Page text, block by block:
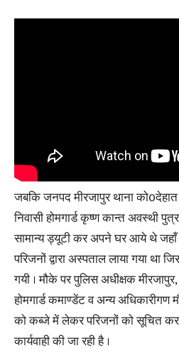
जबकि जनपद मीरजापुर थाना को0देहात
निवासी होमगार्ड कृष्ण कान्त अवस्थी
सामान्य ड्यूटी कर अपने घर आये थे जहाँ
परिजनों द्वारा अस्पताल लाया गया था
गयी । मौके पर पुलिस अधीक्षक मीरजापुर,
होमगार्ड कमाण्डेंट व अन्य अधिकारीगण
को कब्जे में लेकर परिजनों को सूचित
कार्यवाही की जा रही है ।